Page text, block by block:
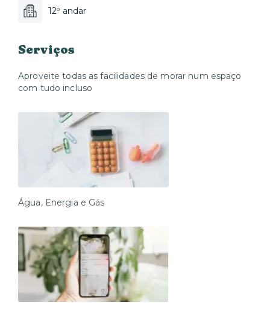
12º andar
Serviços
Aproveite todas as facilidades de morar num espaço
com tudo incluso
Água, Energia e Gás